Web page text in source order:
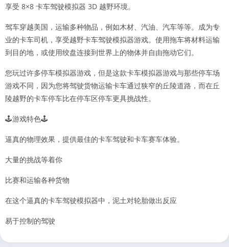
享受 8×8 卡车驾驶模拟器 3D 越野环境。
驾车穿越美国，运输多种物品，例如木材、汽油、汽车等等。成为专
业的卡车司机，享受越野卡车驾驶模拟器游戏。使用拖车将材料运输
到目的地，或使用绞盘连接到世界上的物体并自由拖动它们。
您玩过许多停车模拟器游戏，但是这款卡车模拟器游戏与那些停车场
游戏不同，因为您将驾驶货物运输卡车通过狭窄的丘陵道路，而在丘
陵越野的卡车停车比在停车区停车更具挑战性。
🕹️游戏特色🕹️
逼真的物理效果，提供最佳的卡车驾驶和卡车赛车体验。
大量的挑战等着你
比赛和运输各种货物
在这个逼真的卡车驾驶模拟器中，泥土对轮胎做出反应
易于控制的驾驶